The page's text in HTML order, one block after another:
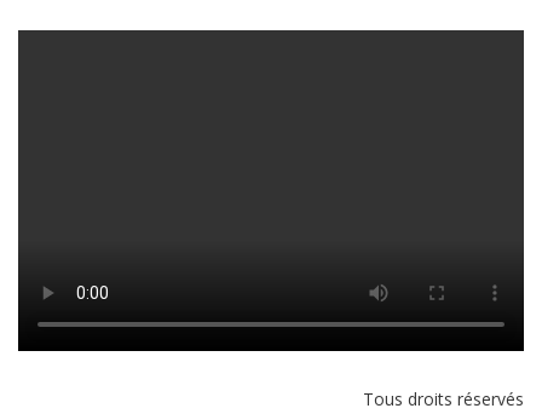
Tous droits réservés